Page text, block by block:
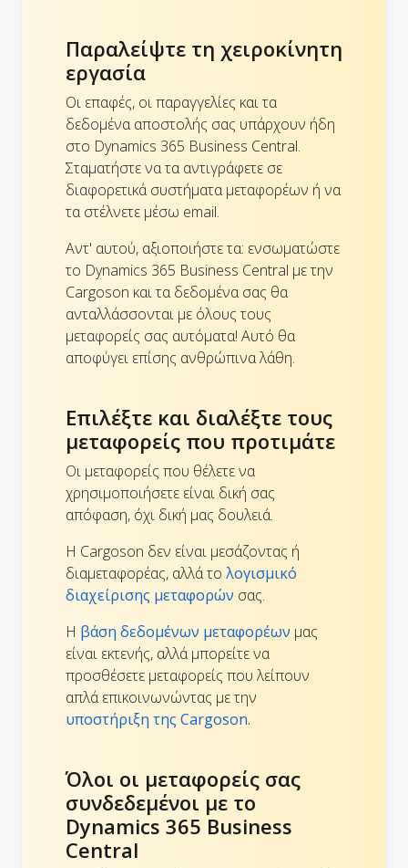
Παραλείψτε τη χειροκίνητη
εργασία
Οι επαφές, οι παραγγελίες και τα
δεδομένα αποστολής σας υπάρχουν ήδη
στο Dynamics 365 Business Central.
Σταματήστε να τα αντιγράφετε σε
διαφορετικά συστήματα μεταφορέων ή να
τα στέλνετε μέσω email.
Αντ' αυτού, αξιοποιήστε τα: ενσωματώστε
το Dynamics 365 Business Central με την
Cargoson και τα δεδομένα σας θα
ανταλλάσσονται με όλους τους
μεταφορείς σας αυτόματα! Αυτό θα
αποφύγει επίσης ανθρώπινα λάθη.
Επιλέξτε και διαλέξτε τους
μεταφορείς που προτιμάτε
Οι μεταφορείς που θέλετε να
χρησιμοποιήσετε είναι δική σας
απόφαση, όχι δική μας δουλειά.
Η Cargoson δεν είναι μεσάζοντας ή
διαμεταφορέας, αλλά το λογισμικό
διαχείρισης μεταφορών σας.
Η βάση δεδομένων μεταφορέων μας
είναι εκτενής, αλλά μπορείτε να
προσθέσετε μεταφορείς που λείπουν
απλά επικοινωνώντας με την
υποστήριξη της Cargoson.
Όλοι οι μεταφορείς σας
συνδεδεμένοι με το
Dynamics 365 Business
Central